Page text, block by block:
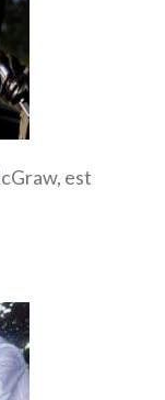
est